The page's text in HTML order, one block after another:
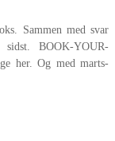
Sammen med svar
BOOK-YOUR-
her. Og med marts-